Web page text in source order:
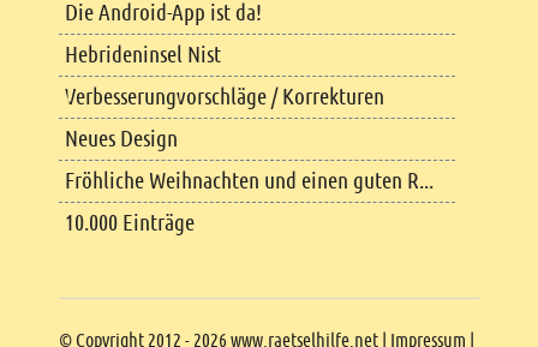
Copyright
© Copyright 2012 - 2026 www.raetselhilfe.net | Impressum |
Die Android-App ist da!
Hebrideninsel Nist
Verbesserungvorschläge / Korrekturen
Neues Design
Fröhliche Weihnachten und einen guten R...
10.000 Einträge